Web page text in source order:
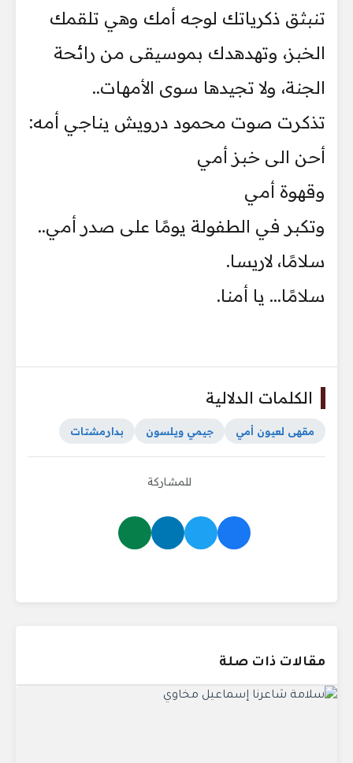
تنبثق ذكرياتك لوجه أمك وهي تلقمك
الخبز، وتهدهدك بموسيقى من رائحة
الجنة، ولا تجيدها سوى الأمهات..
تذكرت صوت محمود درويش يناجي أمه:
أحن الى خبز أمي
وقهوة أمي
وتكبر في الطفولة يومًا على صدر أمي..
سلامًا، لاريسا.
سلامًا... يا أمنا.
الكلمات الدلالية
مقهى لعيون أمي جيمي ويلسون بدارمشتات
للمشاركة
مقالات ذات صلة